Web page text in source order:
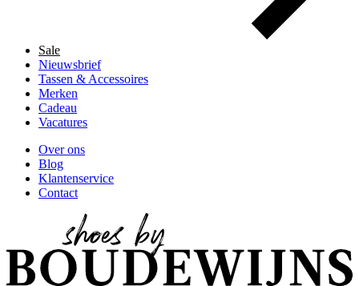
Sale
Nieuwsbrief
Tassen & Accessoires
Merken
Cadeau
Vacatures
Over ons
Blog
Klantenservice
Contact